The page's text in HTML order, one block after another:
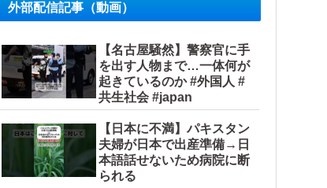
外部配信記事（動画）
【名古屋騒然】警察官に手
を出す人物まで…一体何が
起きているのか #外国人 #
共生社会 #japan
【日本に不満】パキスタン
夫婦が日本で出産準備→日
本語話せないため病院に断
られる